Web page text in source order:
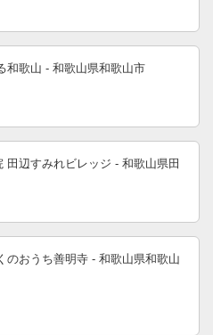
和歌山 - 和歌山県和歌山市
辺すみれビレッジ - 和歌山県田
のおうち善明寺 - 和歌山県和歌山